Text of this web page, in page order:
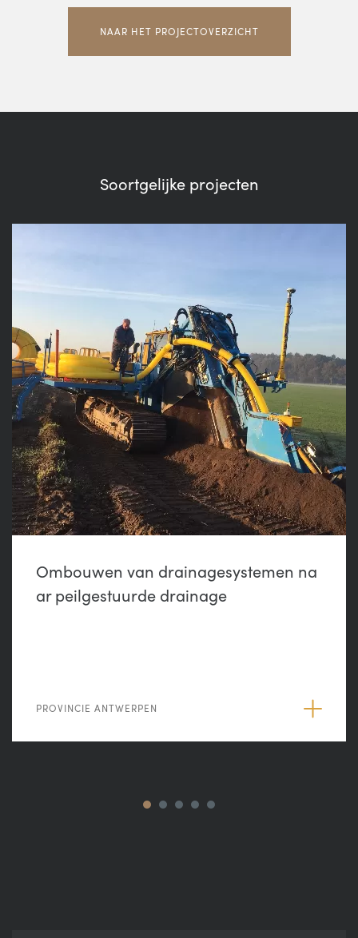
NAAR HET PROJECTOVERZICHT
Soortgelijke projecten
Ombouwen van drainagesystemen na
ar peilgestuurde drainage
PROVINCIE ANTWERPEN